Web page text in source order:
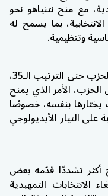
مع منح نتنياهو نحو
بما يسمح له
وتنظيمية.
وتقترح الخطة توسيع القائمة القطرية للحزب حتى الترتيب الـ35،
الحزب، الأمر الذي يمنح
يختارها بنفسه، خصوصًا
التيار الأيديولوجي
أكثر تشددًا قدّمه بعض
الانتخابات التمهيدية